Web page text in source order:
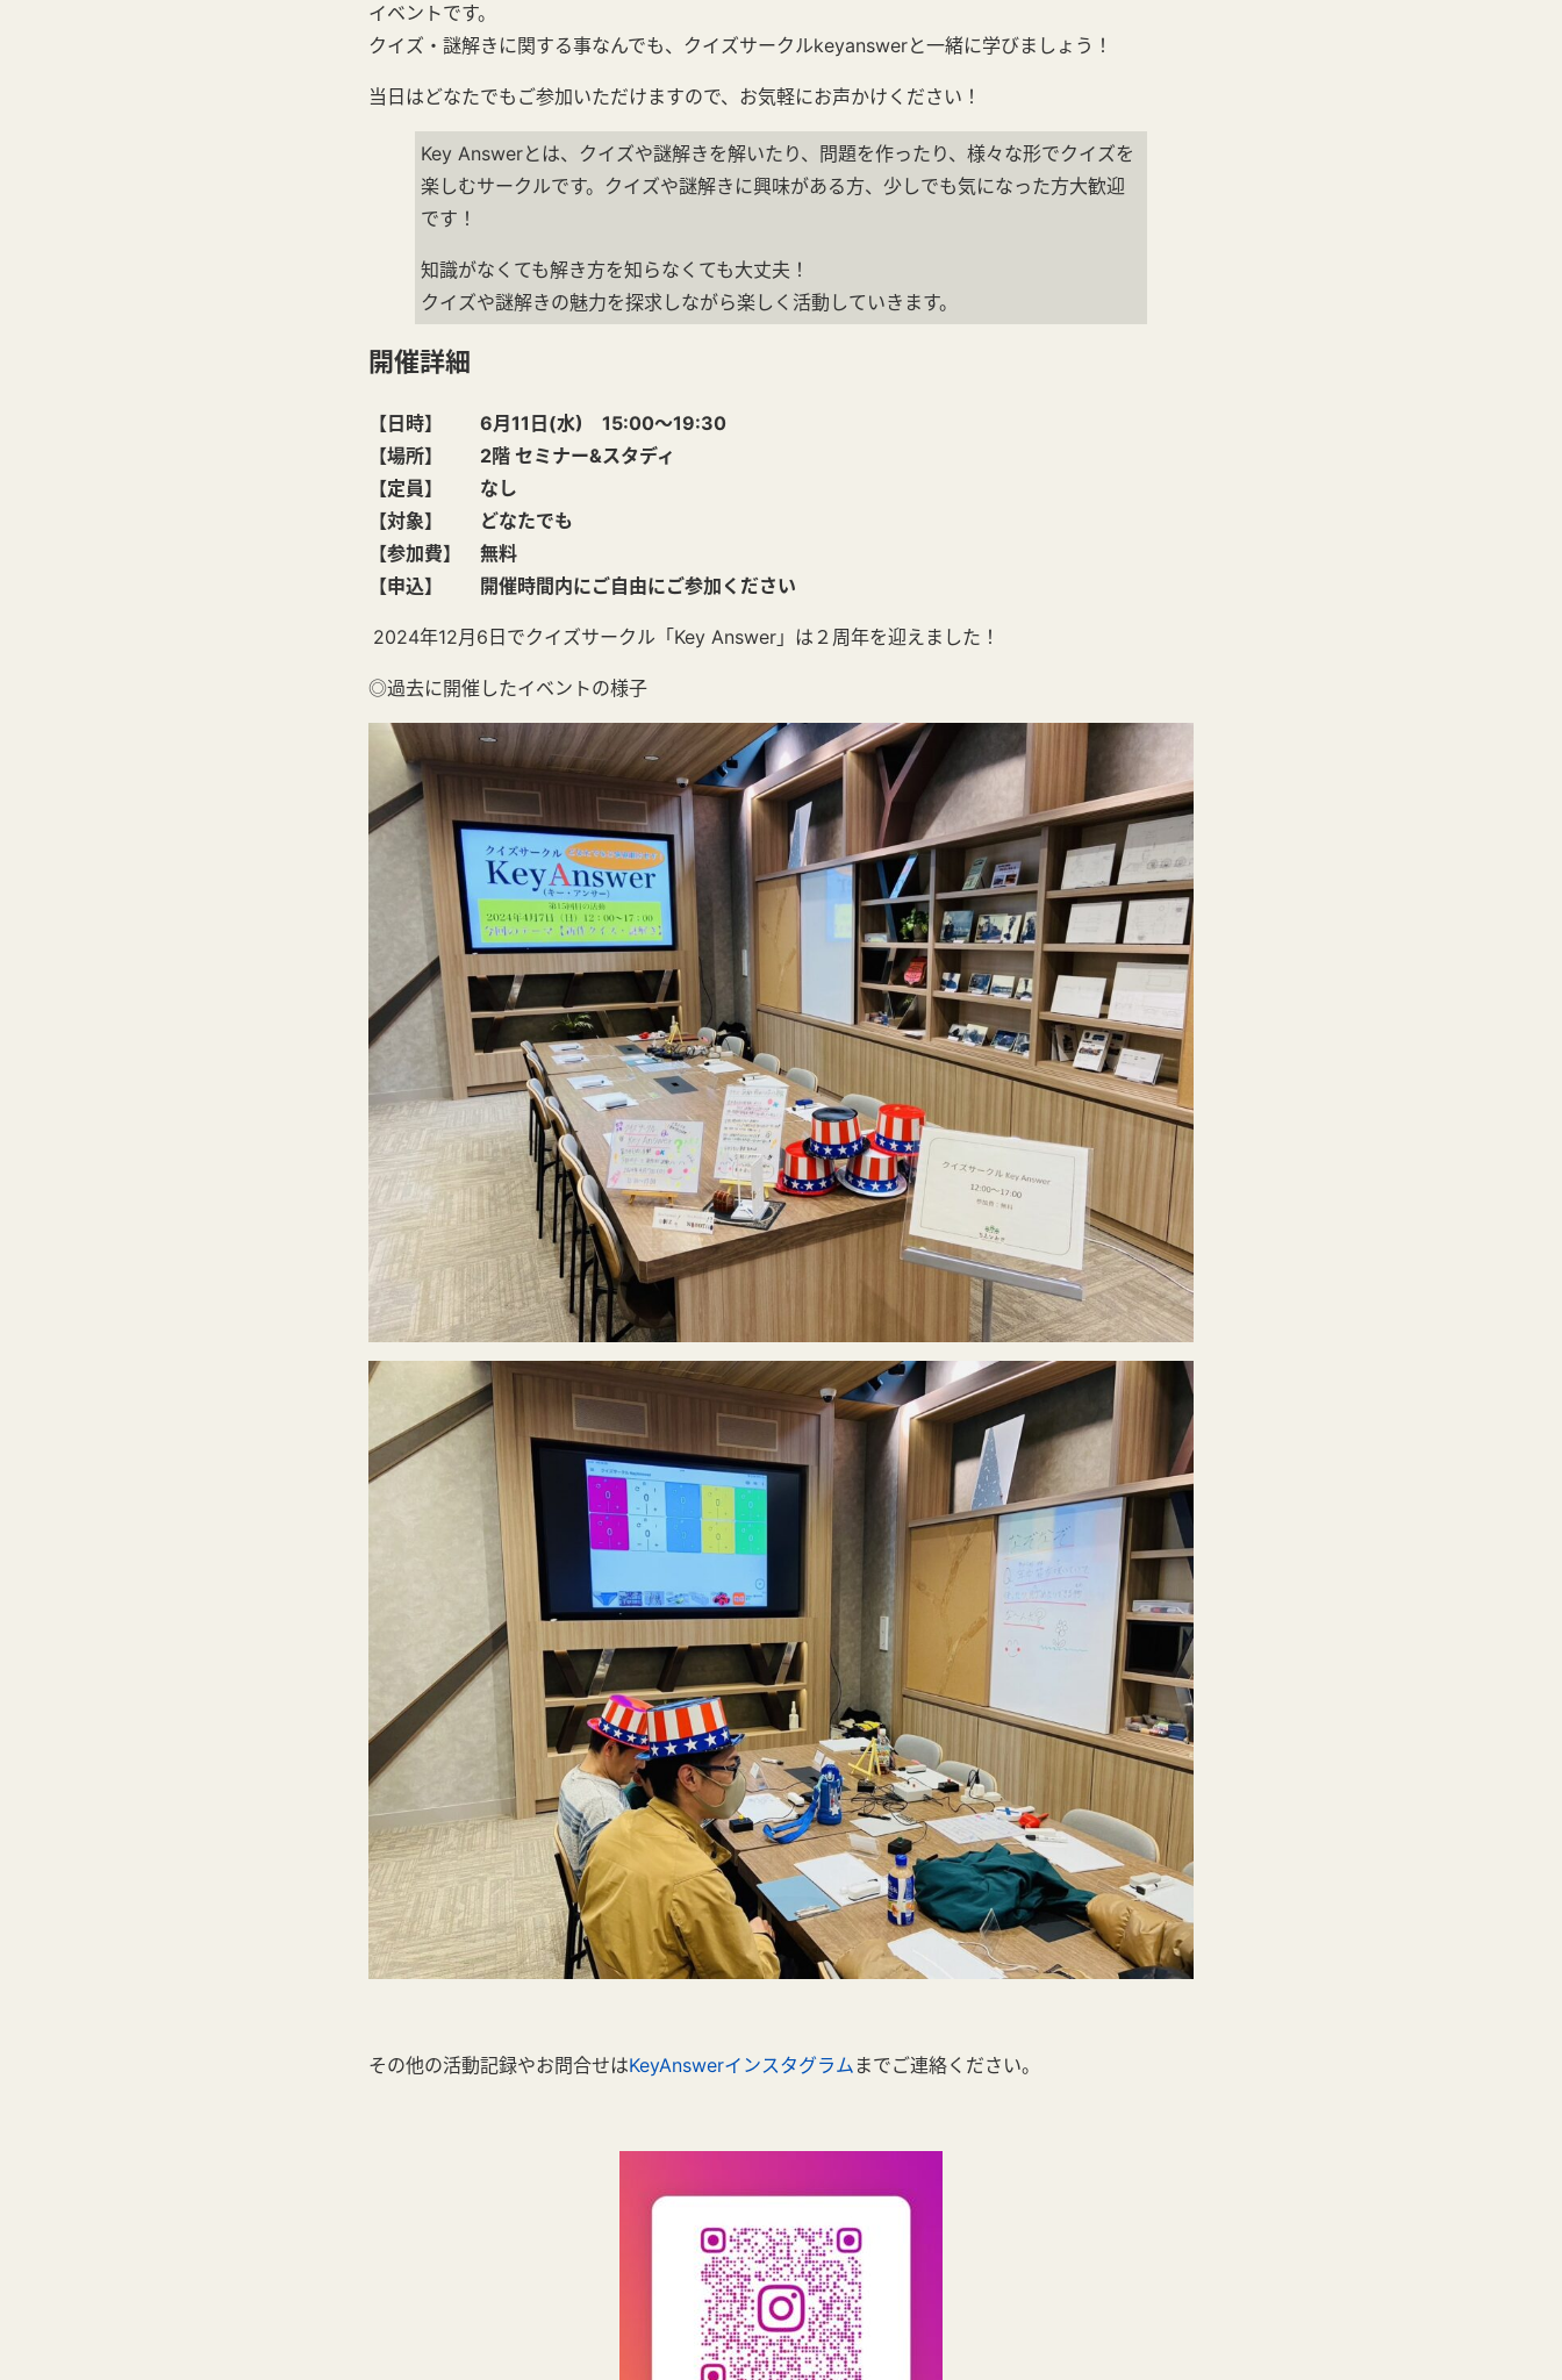
イベントです。
クイズ・謎解きに関する事なんでも、クイズサークルkeyanswerと一緒に学びましょう！
当日はどなたでもご参加いただけますので、お気軽にお声かけください！
Key Answerとは、クイズや謎解きを解いたり、問題を作ったり、様々な形でクイズを
楽しむサークルです。クイズや謎解きに興味がある方、少しでも気になった方大歓迎
です！
知識がなくても解き方を知らなくても大丈夫！
クイズや謎解きの魅力を探求しながら楽しく活動していきます。
開催詳細
【日時】 6月11日(水) 15:00～19:30
【場所】 2階 セミナー&スタディ
【定員】 なし
【対象】 どなたでも
【参加費】 無料
【申込】 開催時間内にご自由にご参加ください
2024年12月6日でクイズサークル「Key Answer」は２周年を迎えました！
◎過去に開催したイベントの様子
その他の活動記録やお問合せはKeyAnswerインスタグラム までご連絡ください。